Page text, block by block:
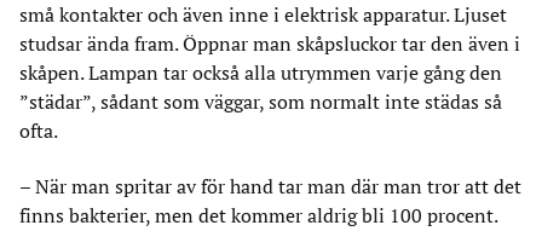
små kontakter och även inne i elektrisk apparatur. Ljuset
studsar ända fram. Öppnar man skåpsluckor tar den även i
skåpen. Lampan tar också alla utrymmen varje gång den
”städar”, sådant som väggar, som normalt inte städas så
ofta.
– När man spritar av för hand tar man där man tror att det
finns bakterier, men det kommer aldrig bli 100 procent.